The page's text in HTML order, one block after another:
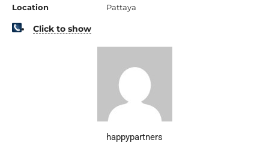
Location
Pattaya
Click to show
happypartners